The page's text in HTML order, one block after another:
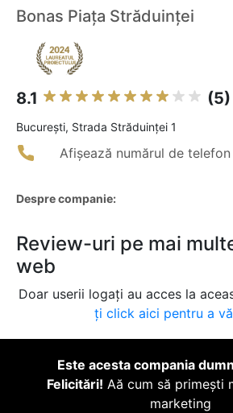
Bonas Piața Străduinței
8.1 (5)
Bucureşti, Strada Străduinței 1
Afișează numărul de telefon
Despre companie:
Review-uri pe mai
web
Doar userii logați au acces la
ți click aici pentru a
Este acesta compania
Felicitări! Aă cum să primești
marketing